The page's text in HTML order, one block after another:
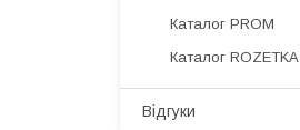
Каталог PROM
Каталог ROZETKA
Відгуки